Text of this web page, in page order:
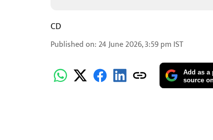
CD
Published on: 24 June 2026, 3:59 pm IST
Add as a
source